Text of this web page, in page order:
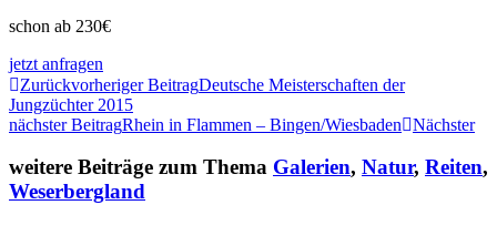
schon ab 230€
jetzt anfragen
Zurückvorheriger BeitragDeutsche Meisterschaften der
Jungzüchter 2015
nächster BeitragRhein in Flammen – Bingen/Wiesbaden Nächster
weitere Beiträge zum Thema Galerien, Natur, Reiten,
Weserbergland